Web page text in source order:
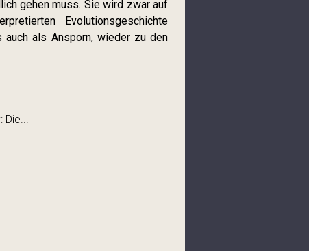
gehen muss. Sie wird zwar auf
Evolutionsgeschichte
als Ansporn, wieder zu den